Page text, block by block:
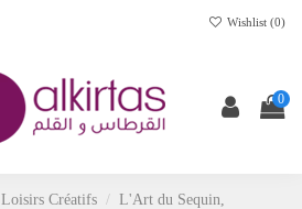
Wishlist (0)
0
Loisirs Créatifs
L'Art du Sequin,